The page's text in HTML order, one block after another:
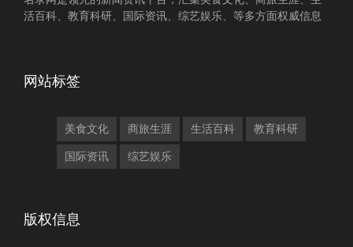
活百科、教育科研、国际资讯、综艺娱乐、等多方面权威信息
网站标签
美食文化 商旅生涯 生活百科 教育科研
国际资讯 综艺娱乐
版权信息